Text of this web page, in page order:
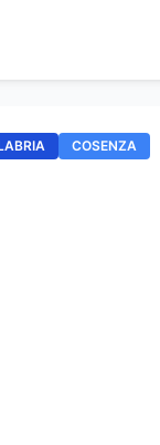
COSENZA